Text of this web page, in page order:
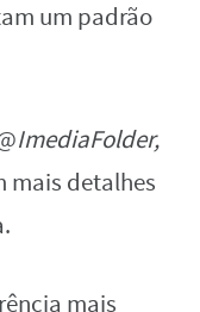
um padrão
ImediaFolder,
mais detalhes
mais